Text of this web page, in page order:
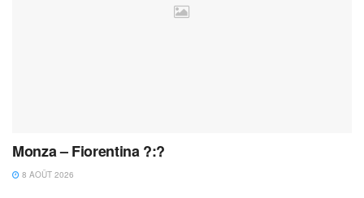
Monza – Fiorentina ?:?
8 AOÛT 2026